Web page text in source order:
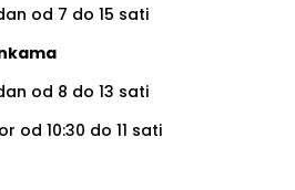
od 7 do 15 sati
od 8 do 13 sati
od 10:30 do 11 sati